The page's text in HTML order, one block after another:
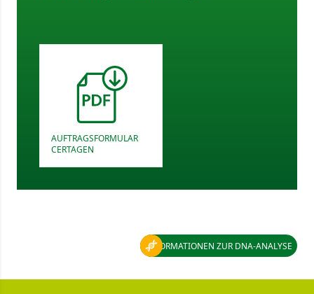
AUFTRAGSFORMULAR
CERTAGEN
INFORMATIONEN ZUR DNA-ANALYSE